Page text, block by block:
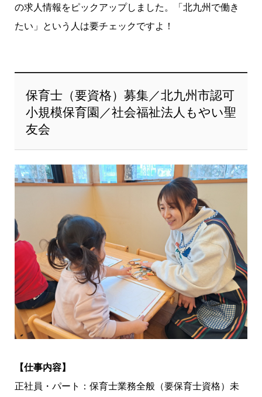
の求人情報をピックアップしました。「北九州で働き
たい」という人は要チェックですよ！
保育士（要資格）募集／北九州市認可
小規模保育園／社会福祉法人もやい聖
友会
【仕事内容】
正社員・パート：保育士業務全般（要保育士資格）未